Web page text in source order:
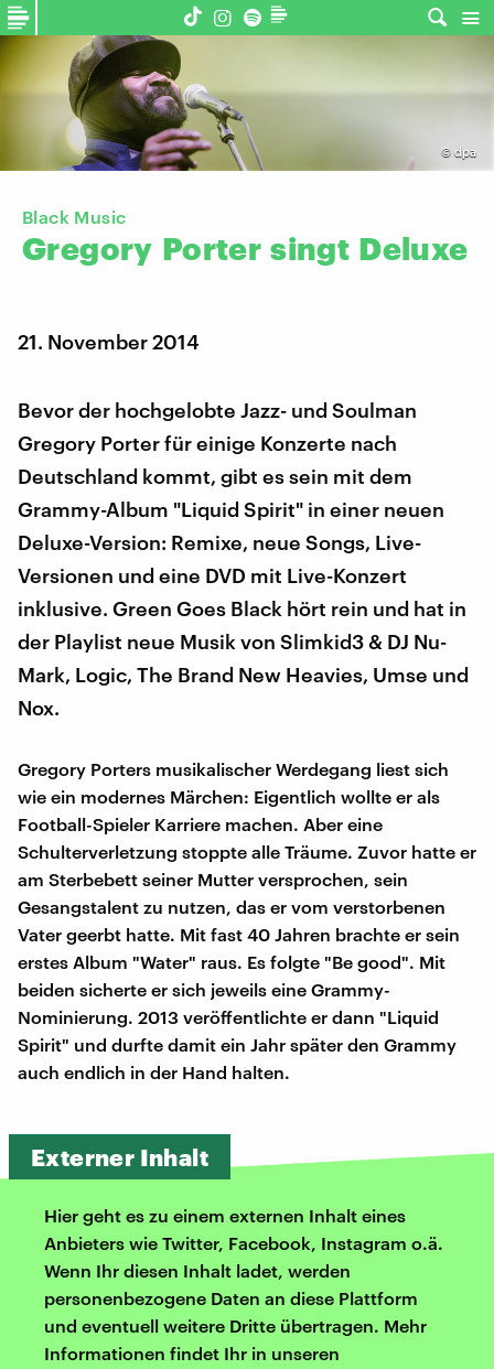
© dpa
Black Music
Gregory Porter singt Deluxe
21. November 2014
Bevor der hochgelobte Jazz- und Soulman
Gregory Porter für einige Konzerte nach
Deutschland kommt, gibt es sein mit dem
Grammy-Album "Liquid Spirit" in einer neuen
Deluxe-Version: Remixe, neue Songs, Live-
Versionen und eine DVD mit Live-Konzert
inklusive. Green Goes Black hört rein und hat in
der Playlist neue Musik von Slimkid3 & DJ Nu-
Mark, Logic, The Brand New Heavies, Umse und
Nox.
Gregory Porters musikalischer Werdegang liest sich
wie ein modernes Märchen: Eigentlich wollte er als
Football-Spieler Karriere machen. Aber eine
Schulterverletzung stoppte alle Träume. Zuvor hatte er
am Sterbebett seiner Mutter versprochen, sein
Gesangstalent zu nutzen, das er vom verstorbenen
Vater geerbt hatte. Mit fast 40 Jahren brachte er sein
erstes Album "Water" raus. Es folgte "Be good". Mit
beiden sicherte er sich jeweils eine Grammy-
Nominierung. 2013 veröffentlichte er dann "Liquid
Spirit" und durfte damit ein Jahr später den Grammy
auch endlich in der Hand halten.
Externer Inhalt
Hier geht es zu einem externen Inhalt eines
Anbieters wie Twitter, Facebook, Instagram o.ä.
Wenn Ihr diesen Inhalt ladet, werden
personenbezogene Daten an diese Plattform
und eventuell weitere Dritte übertragen. Mehr
Informationen findet Ihr in unseren